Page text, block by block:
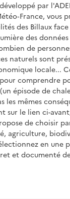
par
vous
des Billaux
des
de
naturels sont
locale...
comprendre
épisode de
les mêmes
sur le lien ci-
de choisir
agriculture,
en une
et documenté